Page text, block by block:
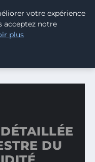
BLOG
SEMESTRE DU…
DU
votre expérience
acceptez notre
plus